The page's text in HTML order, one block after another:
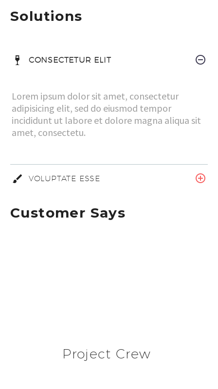
Solutions
CONSECTETUR ELIT
Lorem ipsum dolor sit amet, consectetur
adipisicing elit, sed do eiusmod tempor
incididunt ut labore et dolore magna aliqua sit
amet, consectetu.
VOLUPTATE ESSE
Customer Says
Project Crew